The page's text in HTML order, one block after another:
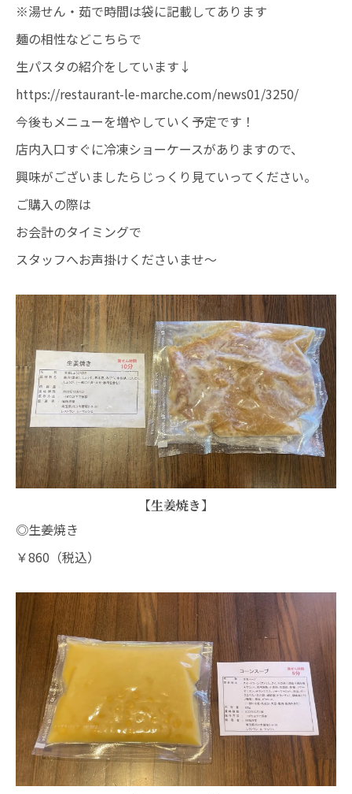
※湯せん・茹で時間は袋に記載してあります
麺の相性などこちらで
生パスタの紹介をしています↓
https://restaurant-le-marche.com/news01/3250/
今後もメニューを増やしていく予定です！
店内入口すぐに冷凍ショーケースがありますので、
興味がございましたらじっくり見ていってください。
ご購入の際は
お会計のタイミングで
スタッフへお声掛けくださいませ～
【生姜焼き】
◎生姜焼き
￥860（税込）